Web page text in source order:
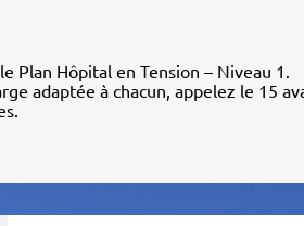
Plan Hôpital en Tension – Niveau 1.
adaptée à chacun, appelez le 15